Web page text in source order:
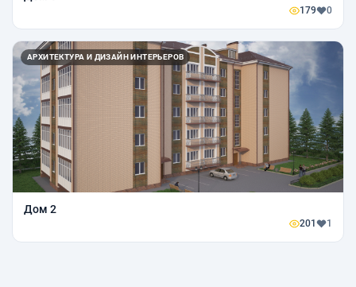
179 0
АРХИТЕКТУРА И ДИЗАЙН ИНТЕРЬЕРОВ
Дом 2
201 1